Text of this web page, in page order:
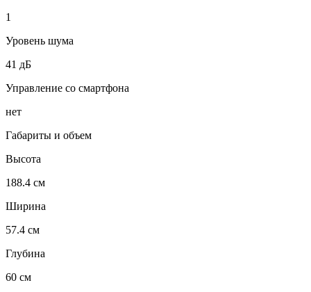
1
Уровень шума
41 дБ
Управление со смартфона
нет
Габариты и объем
Высота
188.4 см
Ширина
57.4 см
Глубина
60 см